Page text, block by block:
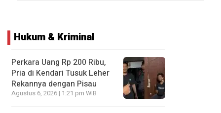
Hukum & Kriminal
Perkara Uang Rp 200 Ribu,
Pria di Kendari Tusuk Leher
Rekannya dengan Pisau
Agustus 6, 2026 | 1:21 pm WIB